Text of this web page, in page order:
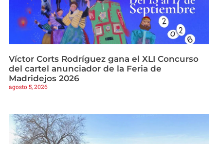
Víctor Corts Rodríguez gana el XLI Concurso
del cartel anunciador de la Feria de
Madridejos 2026
agosto 5, 2026